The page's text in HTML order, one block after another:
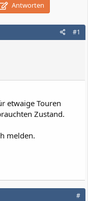
Antworten
#1
etwaige Touren
Zustand.
melden.
#